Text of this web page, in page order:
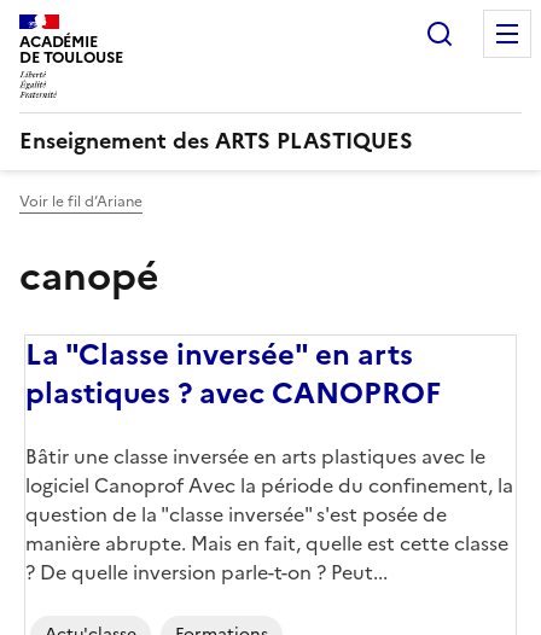
ACADÉMIE
DE TOULOUSE
Enseignement des ARTS PLASTIQUES
Voir le fil d’Ariane
canopé
La "Classe inversée" en arts
plastiques ? avec CANOPROF
Corps
Bâtir une classe inversée en arts plastiques avec le
logiciel Canoprof Avec la période du confinement, la
question de la "classe inversée" s'est posée de
manière abrupte. Mais en fait, quelle est cette classe
? De quelle inversion parle-t-on ? Peut...